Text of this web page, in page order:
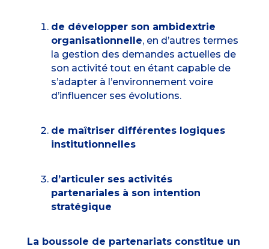
de développer son ambidextrie
organisationnelle, en d’autres termes
la gestion des demandes actuelles de
son activité tout en étant capable de
s’adapter à l’environnement voire
d’influencer ses évolutions.
de maîtriser différentes logiques
institutionnelles
d’articuler ses activités
partenariales à son intention
stratégique
La boussole de partenariats constitue un